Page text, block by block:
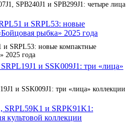
SPB240J1 и SPB299J1: четыре лица
и SRPL53: новые компактные
2025 года
и SSK009J1: три «лица» коллекции